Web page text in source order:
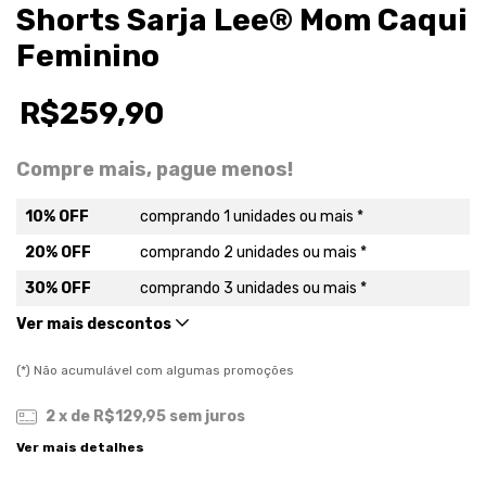
Shorts Sarja Lee® Mom Caqui
Feminino
R$259,90
Compre mais, pague menos!
10% OFF
comprando 1 unidades ou mais *
20% OFF
comprando 2 unidades ou mais *
30% OFF
comprando 3 unidades ou mais *
Ver mais descontos
(*) Não acumulável com algumas promoções
2x de R$129,95 sem juros
Ver mais detalhes